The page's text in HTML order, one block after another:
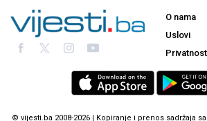
O nama
Uslovi
Privatnost
© vijesti.ba 2008-2026 | Kopiranje i prenos sadržaja